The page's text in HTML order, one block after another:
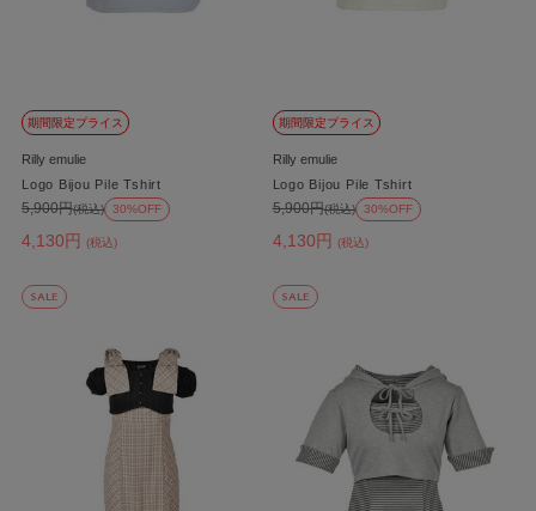
期間限定プライス
Rilly emulie
Logo Bijou Pile Tshirt
4,130円 (税込)
5,900円(税込) 30%OFF
期間限定プライス
Rilly emulie
Logo Bijou Pile Tshirt
4,130円 (税込)
5,900円(税込) 30%OFF
SALE SALE